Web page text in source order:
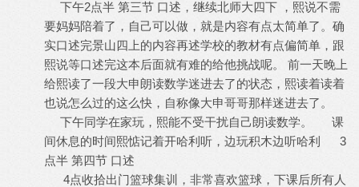
下午2点半 第三节 口述，继续北师大四下 ，熙说不需
要妈妈陪着了，自己可以做，就是内容有点太简单了。确
实口述完景山四上的内容再述学校的教材有点偏简单，跟
熙说等口述完这本后面就有难的给他挑战呢。 前一天晚上
给熙读了一段大申朗读数学迷进去了的状态，熙读着读着
也说怎么过的这么快，自称像大申哥哥那样迷进去了。
下午同学在家玩，熙能不受干扰自己朗读数学。 课
间休息的时间熙惦记着开哈利听，边玩积木边听哈利 3
点半 第四节 口述
4点收拾出门篮球集训，非常喜欢篮球，下课后所有人